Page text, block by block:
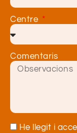
Centre
Comentaris
He llegit i